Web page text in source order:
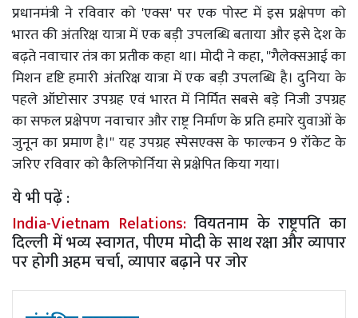
प्रधानमंत्री ने रविवार को 'एक्स' पर एक पोस्ट में इस प्रक्षेपण को
भारत की अंतरिक्ष यात्रा में एक बड़ी उपलब्धि बताया और इसे देश के
बढ़ते नवाचार तंत्र का प्रतीक कहा था। मोदी ने कहा, ''गैलेक्सआई का
मिशन दृष्टि हमारी अंतरिक्ष यात्रा में एक बड़ी उपलब्धि है। दुनिया के
पहले ऑप्टोसार उपग्रह एवं भारत में निर्मित सबसे बड़े निजी उपग्रह
का सफल प्रक्षेपण नवाचार और राष्ट्र निर्माण के प्रति हमारे युवाओं के
जुनून का प्रमाण है।'' यह उपग्रह स्पेसएक्स के फाल्कन 9 रॉकेट के
जरिए रविवार को कैलिफोर्निया से प्रक्षेपित किया गया।
ये भी पढ़ें :
India-Vietnam Relations:वियतनाम के राष्ट्रपति का
दिल्ली में भव्य स्वागत, पीएम मोदी के साथ रक्षा और व्यापार
पर होगी अहम चर्चा, व्यापार बढ़ाने पर जोर